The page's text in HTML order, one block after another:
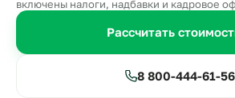
включены налоги, надбавки и кадровое
Рассчитать
8 800-444-61-56